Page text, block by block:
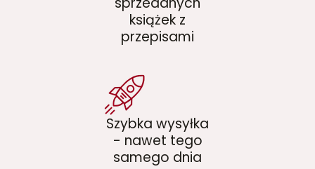
książek z
przepisami
Szybka wysyłka
- nawet tego
samego dnia